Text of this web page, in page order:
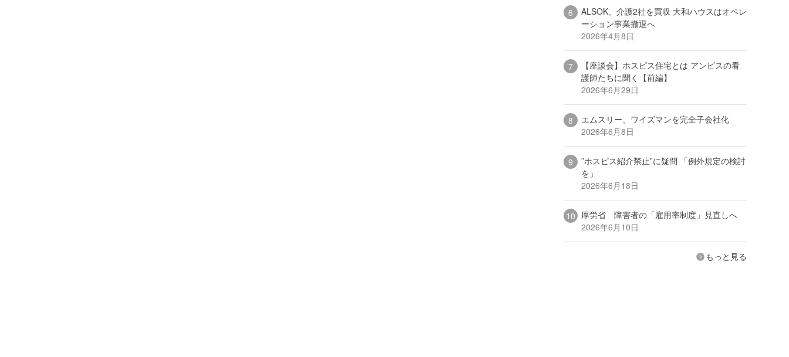
ALSOK、介護2社を買収 大和ハウスはオペレ
ーション事業撤退へ
2026年4月8日
【座談会】ホスピス住宅とは アンビスの看
護師たちに聞く【前編】
2026年6月29日
エムスリー、ワイズマンを完全子会社化
2026年6月8日
”ホスピス紹介禁止”に疑問 「例外規定の検討
を」
2026年6月18日
厚労省 障害者の「雇用率制度」見直しへ
2026年6月10日
もっと見る